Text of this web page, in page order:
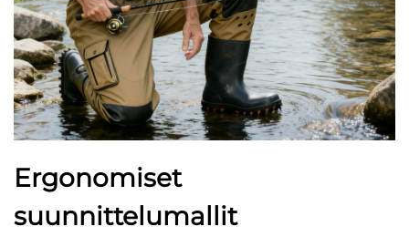
Ergonomiset
suunnittelumallit